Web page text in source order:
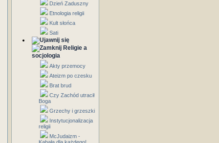
Dzień Zaduszny
Etnologia religii
Kult słońca
Sati
Religie a
socjologia
Akty przemocy
Ateizm po czesku
Brat brud
Czy Zachód utracił
Boga
Grzechy i grzeszki
Instytucjonalizacja
religii
McJudaizm -